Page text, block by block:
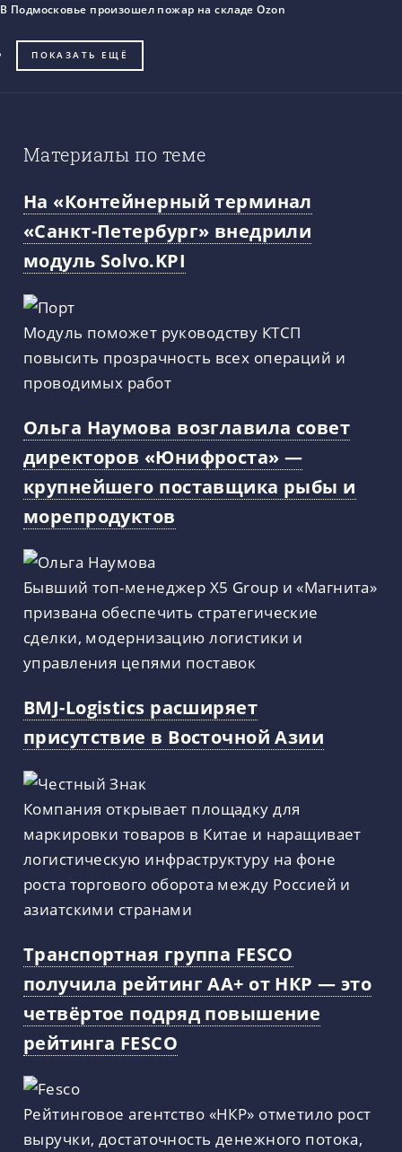
В Подмосковье произошел пожар на складе Ozon
ПОКАЗАТЬ ЕЩЁ
Материалы по теме
На «Контейнерный терминал
«Санкт-Петербург» внедрили
модуль Solvo.KPI
Модуль поможет руководству КТСП
повысить прозрачность всех операций и
проводимых работ
Ольга Наумова возглавила совет
директоров «Юнифроста» —
крупнейшего поставщика рыбы и
морепродуктов
Бывший топ-менеджер X5 Group и «Магнита»
призвана обеспечить стратегические
сделки, модернизацию логистики и
управления цепями поставок
BMJ-Logistics расширяет
присутствие в Восточной Азии
Компания открывает площадку для
маркировки товаров в Китае и наращивает
логистическую инфраструктуру на фоне
роста торгового оборота между Россией и
азиатскими странами
Транспортная группа FESCO
получила рейтинг АА+ от НКР — это
четвёртое подряд повышение
рейтинга FESCO
Рейтинговое агентство «НКР» отметило рост
выручки, достаточность денежного потока,